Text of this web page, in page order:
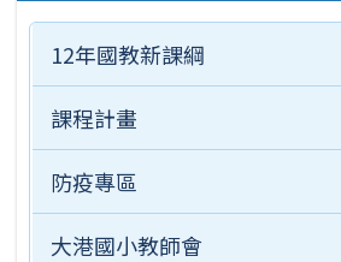
12年國教新課綱
課程計畫
防疫專區
大港國小教師會